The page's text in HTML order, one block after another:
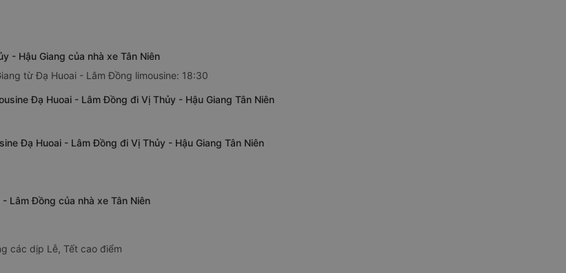
- Hậu Giang của nhà xe Tân Niên
từ Đạ Huoai - Lâm Đồng limousine: 18:30
Đạ Huoai - Lâm Đồng đi Vị Thủy - Hậu Giang Tân Niên
Đạ Huoai - Lâm Đồng đi Vị Thủy - Hậu Giang Tân Niên
Lâm Đồng của nhà xe Tân Niên
các dịp Lễ, Tết cao điểm